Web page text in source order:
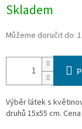
cena:
Skladem
Můžeme doručit do:
Výběr látek s
druhů 15x55 cm.